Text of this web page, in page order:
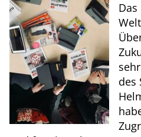
des